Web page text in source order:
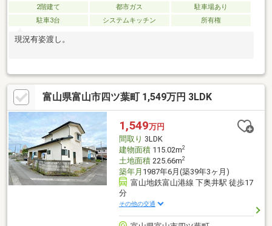
2階建て 都市ガス
駐車場あり
駐車3台
システムキッチン 所有権
現況有姿渡し。
富山県富山市四ツ葉町 1,549万円 3LDK
1,549万円
間取り 3LDK
建物面積115.02m2
土地面積225.66m2
築年月 1987年6月(築39年3ヶ月)
富山地鉄富山港線 下奥井駅 徒歩17
分
その他の交通